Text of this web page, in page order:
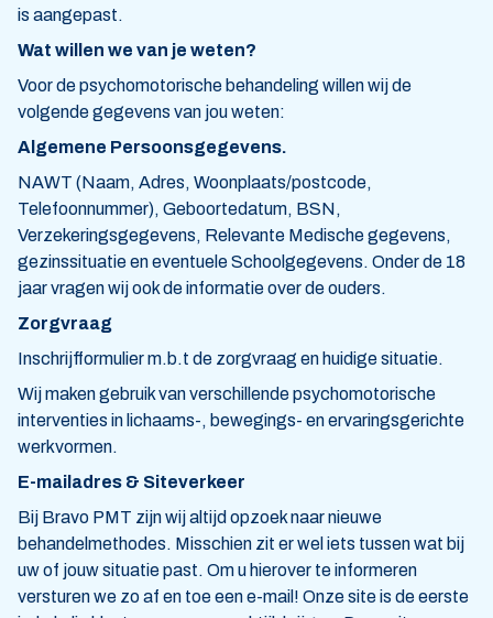
is aangepast.
Wat willen we van je weten?
Voor de psychomotorische behandeling willen wij de
volgende gegevens van jou weten:
Algemene Persoonsgegevens.
NAWT (Naam, Adres, Woonplaats/postcode,
Telefoonnummer), Geboortedatum, BSN,
Verzekeringsgegevens, Relevante Medische gegevens,
gezinssituatie en eventuele Schoolgegevens. Onder de 18
jaar vragen wij ook de informatie over de ouders.
Zorgvraag
Inschrijfformulier m.b.t de zorgvraag en huidige situatie.
Wij maken gebruik van verschillende psychomotorische
interventies in lichaams-, bewegings- en ervaringsgerichte
werkvormen.
E-mailadres & Siteverkeer
Bij Bravo PMT zijn wij altijd opzoek naar nieuwe
behandelmethodes. Misschien zit er wel iets tussen wat bij
uw of jouw situatie past. Om u hierover te informeren
versturen we zo af en toe een e-mail! Onze site is de eerste